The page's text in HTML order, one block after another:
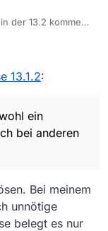
der 13.2 kommen
ist wohl ein
auch bei
wir erst mit
13.1.2:
ein
bei anderen
Bei meinem
unnötige
belegt es nur